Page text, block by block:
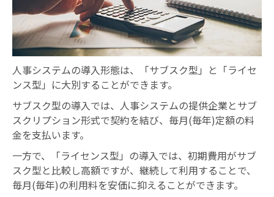
人事システムの導入形態は、「サブスク型」と「ライセ
ンス型」に大別することができます。
サブスク型の導入では、人事システムの提供企業とサブ
スクリプション形式で契約を結び、毎月(毎年)定額の料
金を支払います。
一方で、「ライセンス型」の導入では、初期費用がサブ
スク型と比較し高額ですが、継続して利用することで、
毎月(毎年)の利用料を安価に抑えることができます。